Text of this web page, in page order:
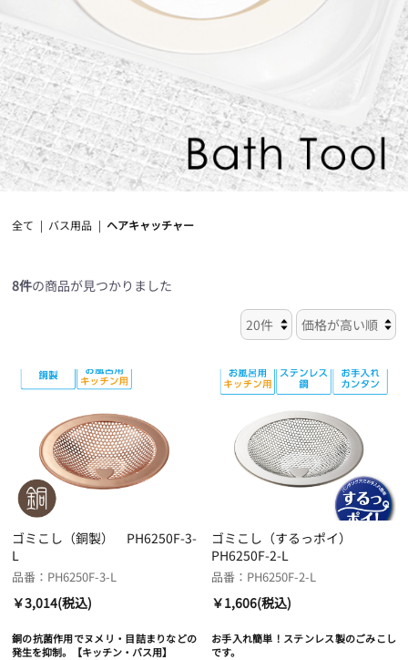
全て | バス用品 | ヘアキャッチャー
8件の商品が見つかりました
ゴミこし（銅製） PH6250F-3-
L
品番：PH6250F-3-L
￥3,014(税込)
銅の抗菌作用でヌメリ・目詰まりなどの
発生を抑制。【キッチン・バス用】
ゴミこし（するっポイ）
PH6250F-2-L
品番：PH6250F-2-L
￥1,606(税込)
お手入れ簡単！ステンレス製のごみこし
です。